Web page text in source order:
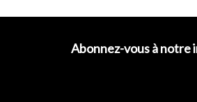
Abonnez-vous à